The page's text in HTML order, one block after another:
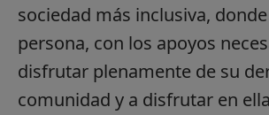
sociedad más inclusiva,
persona, con los apoyos
disfrutar plenamente de su
comunidad y a disfrutar en